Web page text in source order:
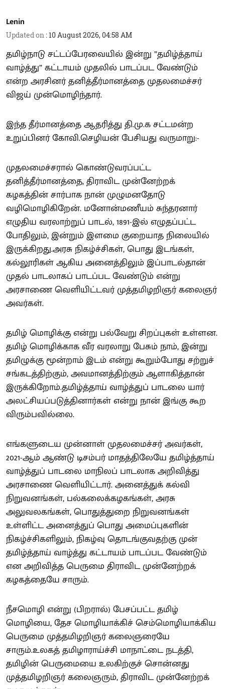
Lenin
Updated on :10 August 2026, 04:58 AM
தமிழ்நாடு சட்டப்பேரவையில் இன்று ”தமிழ்த்தாய்
வாழ்த்து” கட்டாயம் முதலில் பாடப்பட வேண்டும்
என்ற அரசினர் தனித்தீர்மானத்தை முதலமைச்சர்
விஜய் முன்மொழிந்தார்.
இந்த தீர்மானத்தை ஆதரித்து தி.மு.க சட்டமன்ற
உறுப்பினர் கோவி.செழியன் பேசியது வருமாறு:-
முதலமைச்சரால் கொண்டுவரப்பட்ட
தனித்தீர்மானத்தை, திராவிட முன்னேற்றக்
கழகத்தின் சார்பாக நான் முழுமனதோடு
வழிமொழிகிறேன். மனோன்மணீயம் சுந்தரனார்
எழுதிய வரலாற்றுப் பாடல், 1891-இல் எழுதப்பட்ட
போதிலும், இன்றும் இளமை குறையாத நிலையில்
இருக்கிறது.அரசு நிகழ்ச்சிகள், பொது இடங்கள்,
கல்லூரிகள் ஆகிய அனைத்திலும் இப்பாடல்தான்
முதல் பாடலாகப் பாடப்பட வேண்டும் என்று
அரசாணை வெளியிட்டவர் முத்தமிழறிஞர் கலைஞர்
அவர்கள்.
தமிழ் மொழிக்கு என்று பல்வேறு சிறப்புகள் உள்ளன.
தமிழ் மொழிக்காக வீர வரலாறு பேசும் நாம், இன்று
தமிழுக்கு மூன்றாம் இடம் என்று கூறும்போது சற்றுச்
சங்கடத்திற்கும், அவமானத்திற்கும் ஆளாகித்தான்
இருக்கிறோம்.தமிழ்த்தாய் வாழ்த்துப் பாடலை யார்
அலட்சியப்படுத்தினார்கள் என்று நான் இங்கு கூற
விரும்பவில்லை.
எங்களுடைய முன்னாள் முதலமைச்சர் அவர்கள்,
2021-ஆம் ஆண்டு டிசம்பர் மாதத்திலேயே தமிழ்த்தாய்
வாழ்த்துப் பாடலை மாநிலப் பாடலாக அறிவித்து
அரசாணை வெளியிட்டார். அனைத்துக் கல்வி
நிறுவனங்கள், பல்கலைக்கழகங்கள், அரசு
அலுவலகங்கள், பொதுத்துறை நிறுவனங்கள்
உள்ளிட்ட அனைத்துப் பொது அமைப்புகளின்
நிகழ்ச்சிகளிலும், நிகழ்வு தொடங்குவதற்கு முன்
தமிழ்த்தாய் வாழ்த்து கட்டாயம் பாடப்பட வேண்டும்
என அறிவித்த பெருமை திராவிட முன்னேற்றக்
கழகத்தையே சாரும்.
நீசமொழி என்று (பிறரால்) பேசப்பட்ட தமிழ்
மொழியை, தேச மொழியாக்கிச் செம்மொழியாக்கிய
பெருமை முத்தமிழறிஞர் கலைஞரையே
சாரும்.உலகத் தமிழாராய்ச்சி மாநாட்டை நடத்தி,
தமிழின் பெருமையை உலகிற்குச் சொன்னது
முத்தமிழறிஞர் கலைஞரும், திராவிட முன்னேற்றக்